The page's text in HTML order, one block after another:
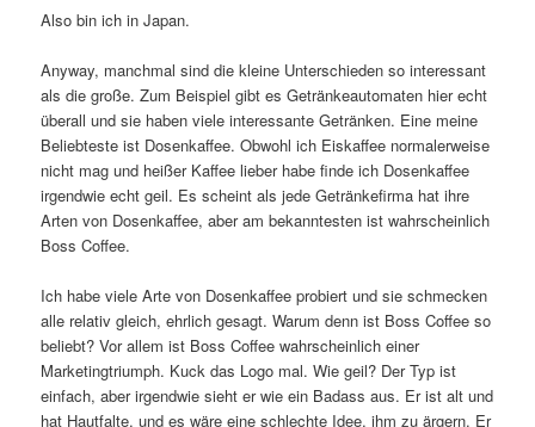
Also bin ich in Japan.
Anyway, manchmal sind die kleine Unterschieden so interessant
als die große. Zum Beispiel gibt es Getränkeautomaten hier echt
überall und sie haben viele interessante Getränken. Eine meine
Beliebteste ist Dosenkaffee. Obwohl ich Eiskaffee normalerweise
nicht mag und heißer Kaffee lieber habe finde ich Dosenkaffee
irgendwie echt geil. Es scheint als jede Getränkefirma hat ihre
Arten von Dosenkaffee, aber am bekanntesten ist wahrscheinlich
Boss Coffee.
Ich habe viele Arte von Dosenkaffee probiert und sie schmecken
alle relativ gleich, ehrlich gesagt. Warum denn ist Boss Coffee so
beliebt? Vor allem ist Boss Coffee wahrscheinlich einer
Marketingtriumph. Kuck das Logo mal. Wie geil? Der Typ ist
einfach, aber irgendwie sieht er wie ein Badass aus. Er ist alt und
hat Hautfalte, und es wäre eine schlechte Idee, ihm zu ärgern. Er